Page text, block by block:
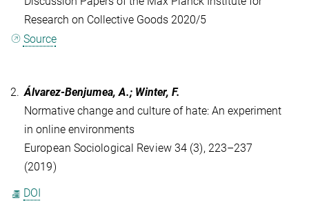
Research on Collective Goods 2020/5
Source
2. Álvarez-Benjumea, A.; Winter, F.
Normative change and culture of hate: An experiment
in online environments
European Sociological Review 34 (3), 223–237
(2019)
DOI